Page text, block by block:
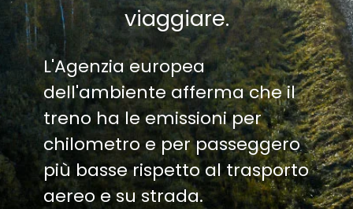
viaggiare.
L'Agenzia europea
dell'ambiente afferma che il
treno ha le emissioni per
chilometro e per passeggero
più basse rispetto al trasporto
aereo e su strada.